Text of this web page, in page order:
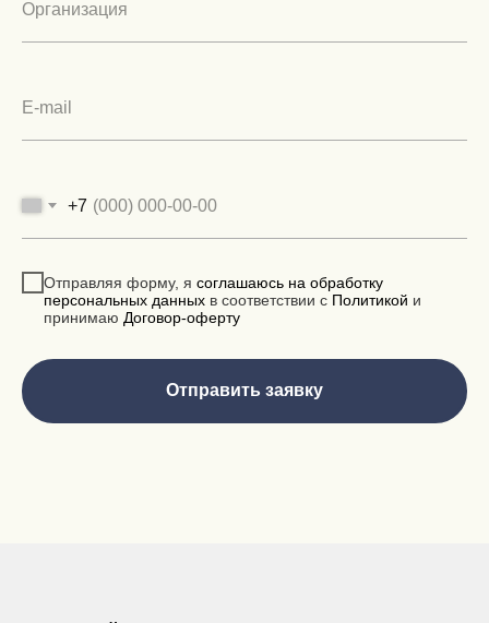
+7
Отправляя форму, я соглашаюсь на обработку
персональных данных в соответствии с Политикой и
принимаю Договор-оферту
Отправить заявку